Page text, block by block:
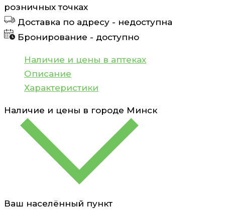
Скраб
с
морской
солью
Medipharma
cosmetics
Spa
розничных точках
Доставка по адресу - недоступна
Бронирование - доступно
Наличие и цены в аптеках
Описание
Характеристики
Наличие и цены в городе Минск
Ваш населённый пункт